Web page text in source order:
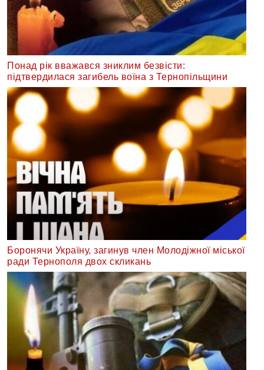
Понад рік вважався зниклим безвісти:
підтвердилася загибель воїна з Тернопільщини
Боронячи Україну, загинув член Молодіжної міської
ради Тернополя двох скликань